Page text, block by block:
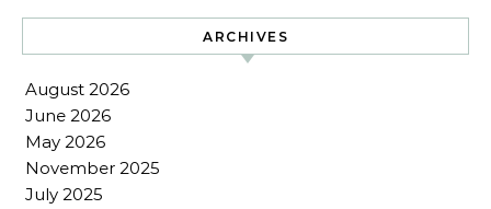
ARCHIVES
August 2026
June 2026
May 2026
November 2025
July 2025